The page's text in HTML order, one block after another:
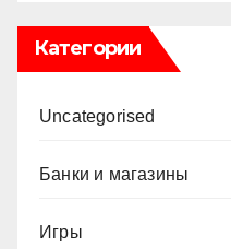
Категории
Uncategorised
Банки и магазины
Игры